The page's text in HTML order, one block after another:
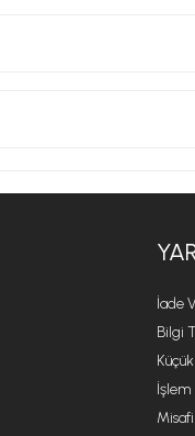
İade
Bilgi
İşlem